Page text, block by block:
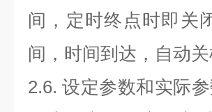
间，定时终点时即关
间，时间到达，自动关
2.6.设定参数和实际